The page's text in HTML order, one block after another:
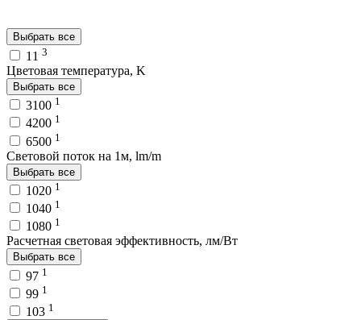
Выбрать все
11 3
Цветовая температура, K
Выбрать все
3100 1
4200 1
6500 1
Световой поток на 1м, lm/m
Выбрать все
1020 1
1040 1
1080 1
Расчетная световая эффективность, лм/Вт
Выбрать все
97 1
99 1
103 1